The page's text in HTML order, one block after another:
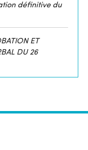
définitive du
ET
DU 26